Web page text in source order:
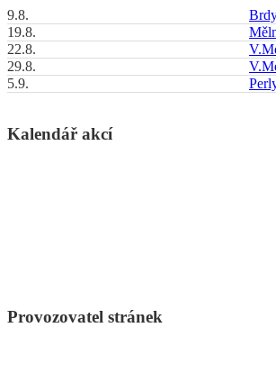
9.8.
19.8.
22.8.
29.8.
5.9.
Kalendář akcí
Provozovatel stránek